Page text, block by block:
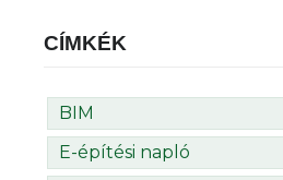
CÍMKÉK
BIM
E-építési napló